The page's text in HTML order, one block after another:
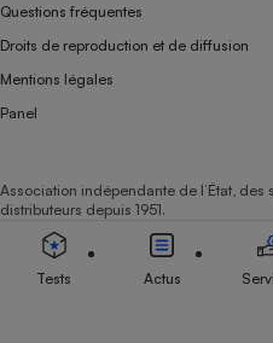
Questions fréquentes
Droits de reproduction et de diffusion
Mentions légales
Panel
Association indépendante de l’État,
distributeurs depuis 1951.
Tests Actus